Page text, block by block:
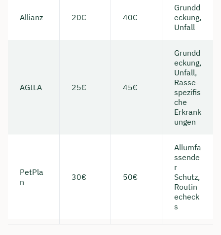
Allianz 20€ 40€
Grundd
eckung,
Unfall
AGILA 25€ 45€
Grundd
eckung,
Unfall,
Rasse-
spezifis
che
Erkrank
ungen
PetPla
n
30€ 50€
Allumfa
ssende
r
Schutz,
Routin
echeck
s